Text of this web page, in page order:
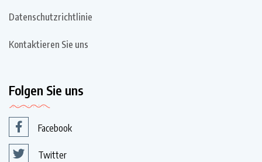
Datenschutzrichtlinie
Kontaktieren Sie uns
Folgen Sie uns
Facebook
Twitter